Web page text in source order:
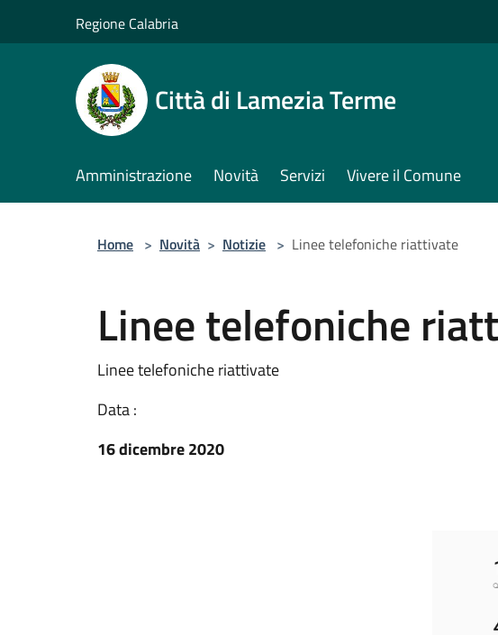
Regione Calabria
Città di Lamezia Terme
Amministrazione Novità Servizi Vivere il Comune
Home > Novità > Notizie > Linee telefoniche riattivate
Linee telefoniche
Linee telefoniche riattivate
Data :
16 dicembre 2020